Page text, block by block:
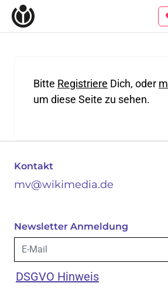
Start
Mitgliederseiten
Zum Inhalt überspringen
Bitte Registriere Dich, oder
um diese Seite zu sehen.
Kontakt
mv@wikimedia.de
Newsletter Anmeldung
E-Mail: *
DSGVO Hinweis